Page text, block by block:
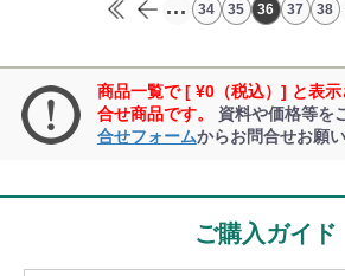
... 34 35 36 37 38
商品一覧で [ ¥0（税込）] と表
合せ商品です。
資料や価格等を
合せフォームからお問合せお願い
ご購入ガイド